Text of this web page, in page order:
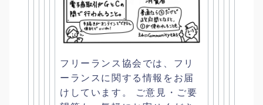
フリーランス協会では、 フリ
ーランスに関する情報をお届
けしています。 ご意見・ご要